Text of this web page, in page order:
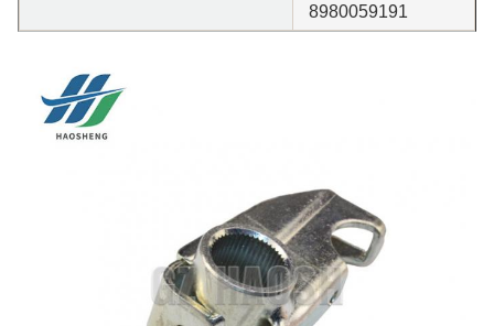
8980059191